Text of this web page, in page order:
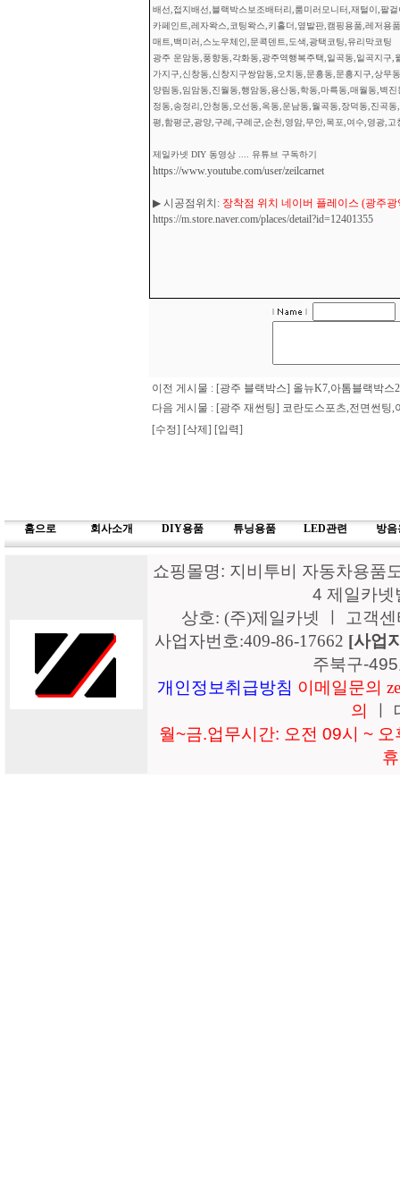
배선,접지배선,블랙박스보조배터리,룸미러모니터,재털이,팔
카페인트,레자왁스,코팅왁스,키홀더,옆발판,캠핑용품,레저용
매트,백미러,스노우체인,문콕덴트,도색,광택코팅,유리막코팅
광주 운암동,풍향동,각화동,광주역행복주택,일곡동,일곡지구
가지구,신창동,신창지구쌍암동,오치동,문흥동,문흥지구,상무
양림동,임암동,진월동,행암동,용산동,학동,마륵동,매월동,벽
정동,송정리,안청동,오선동,옥동,운남동,월곡동,장덕동,진곡
평,함평군,광양,구례,구례군,순천,영암,무안,목포,여수,영광,
제일카넷 DIY 동영상 .... 유튜브 구독하기
https://www.youtube.com/user/zeilcarnet
▶ 시공점위치: 장착점 위치 네이버 플레이스 (광주
https://m.store.naver.com/places/detail?id=12401355
이전 게시물 : [광주 블랙박스] 올뉴K7,아톰블랙박
다음 게시물 : [광주 재썬팅] 코란도스포츠,전면썬팅
[수정] [삭제] [입력]
홈으로 회사소개 DIY용품 튜닝용품 LED관련 방음
쇼핑몰명: 지비투비 자동차용품
4 제일카
상호: (주)제일카넷 ㅣ 고객
사업자번호:409-86-17662 [사업
주북구-
개인정보취급방침 이메일문의
의
월~금.업무시간: 오전 09시 ~